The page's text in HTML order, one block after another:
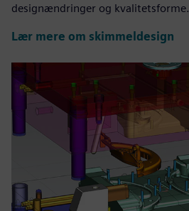
designændringer og kvalitetsforme.
Lær mere om skimmeldesign